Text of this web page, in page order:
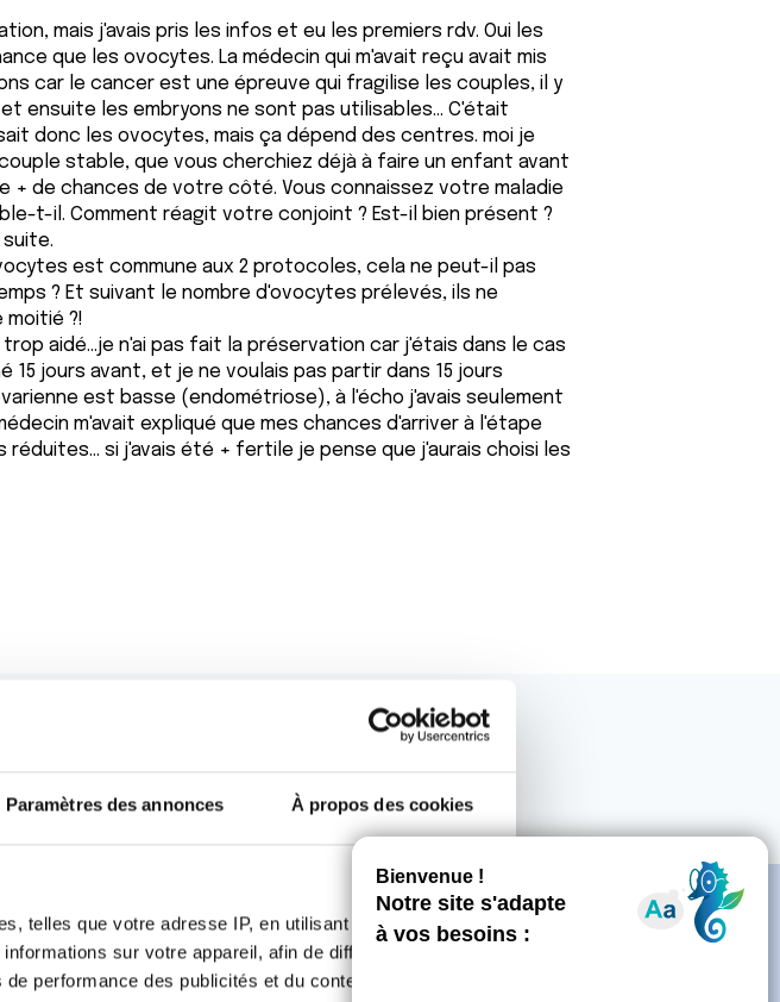
Paramètres des annonces À propos des cookies
telles que votre adresse IP, en utilisant des
sur votre appareil, afin de diffuser des
performance des publicités et du contenu, ainsi que de
mais j'avais pris les infos et eu les premiers rdv. Oui les
que les ovocytes. La médecin qui m'avait reçu avait mis
car le cancer est une épreuve qui fragilise les couples, il y
ensuite les embryons ne sont pas utilisables... C'était
donc les ovocytes, mais ça dépend des centres. moi je
stable, que vous cherchiez déjà à faire un enfant avant
+ de chances de votre côté. Vous connaissez votre maladie
t-il. Comment réagit votre conjoint ? Est-il bien présent ?
est commune aux 2 protocoles, cela ne peut-il pas
? Et suivant le nombre d'ovocytes prélevés, ils ne
?!
aidé...je n'ai pas fait la préservation car j'étais dans le cas
15 jours avant, et je ne voulais pas partir dans 15 jours
est basse (endométriose), à l'écho j'avais seulement
m'avait expliqué que mes chances d'arriver à l'étape
si j'avais été + fertile je pense que j'aurais choisi les